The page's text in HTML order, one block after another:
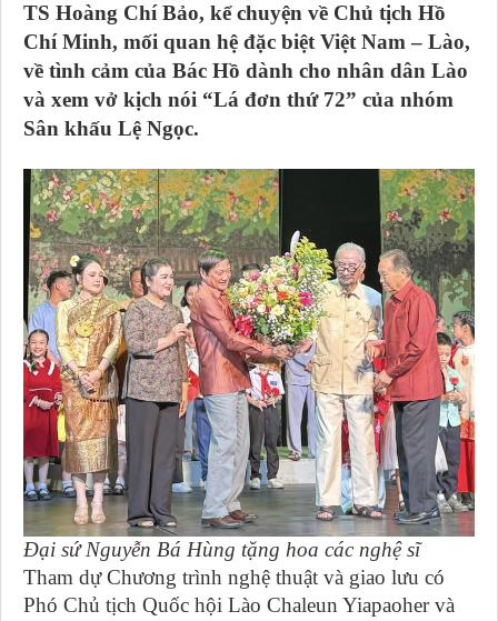
TS Hoàng Chí Bảo, kể chuyện về Chủ tịch Hồ
Chí Minh, mối quan hệ đặc biệt Việt Nam – Lào,
về tình cảm của Bác Hồ dành cho nhân dân Lào
và xem vở kịch nói “Lá đơn thứ 72” của nhóm
Sân khấu Lệ Ngọc.
Đại sứ Nguyễn Bá Hùng tặng hoa các nghệ sĩ
Tham dự Chương trình nghệ thuật và giao lưu có
Phó Chủ tịch Quốc hội Lào Chaleun Yiapaoher và